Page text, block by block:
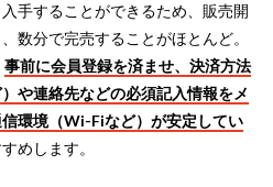
手することができるため、販売開
数分で完売することがほとんど。
事前に会員登録を済ませ、決済方法
や連絡先などの必須記入情報をメ
環境（Wi-Fiなど）が安定してい
めします。